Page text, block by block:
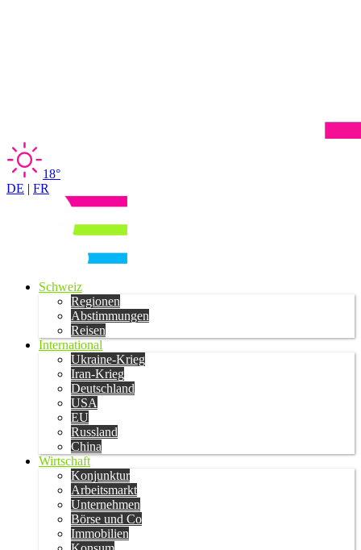
18°
DE | FR
Schweiz
Regionen
Abstimmungen
Reisen
International
Ukraine-Krieg
Iran-Krieg
Deutschland
USA
EU
Russland
China
Wirtschaft
Konjunktur
Arbeitsmarkt
Unternehmen
Börse und Co
Immobilien